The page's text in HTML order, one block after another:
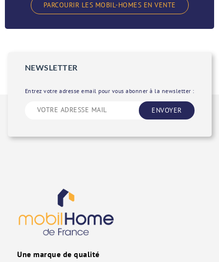
PARCOURIR LES MOBIL-HOMES EN VENTE
NEWSLETTER
Entrez votre adresse email pour vous abonner à la newsletter :
ENVOYER
Une marque de qualité